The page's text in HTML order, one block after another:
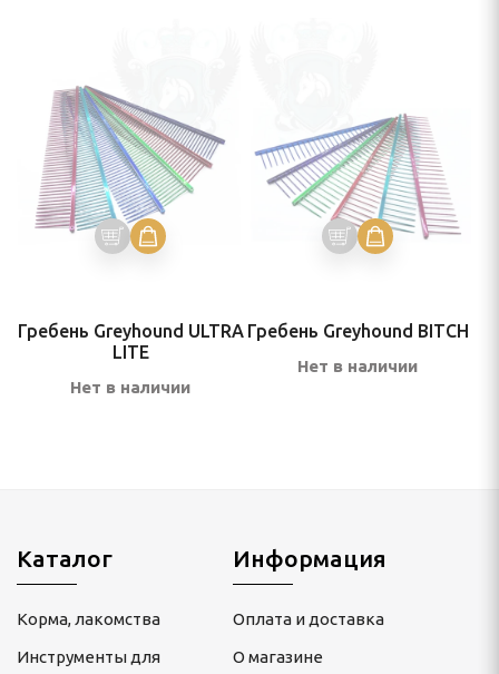
Гребень Greyhound ULTRA
LITE
Нет в наличии
Гребень Greyhound BITCH
Нет в наличии
Каталог
Корма, лакомства
Инструменты для
Информация
Оплата и доставка
О магазине